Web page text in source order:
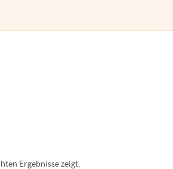
Ergebnisse zeigt,